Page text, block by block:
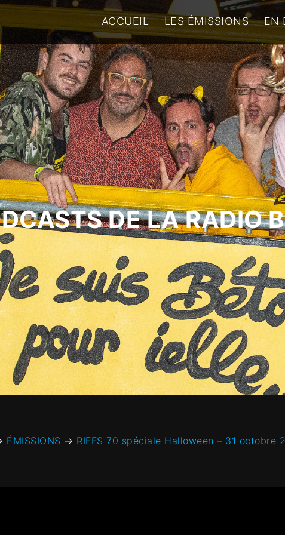
ACCUEIL LES ÉMISSIONS EN
DE LA RADIO
ÉMISSIONS → RIFFS 70 spéciale Halloween – 31 octobre